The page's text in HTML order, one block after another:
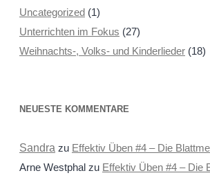
Uncategorized(1)
Unterrichten im Fokus (27)
Weihnachts-, Volks- und Kinderlieder(18)
NEUESTE KOMMENTARE
Sandra zu Effektiv Üben #4 – Die
Arne Westphalzu Effektiv Üben #4 – Die